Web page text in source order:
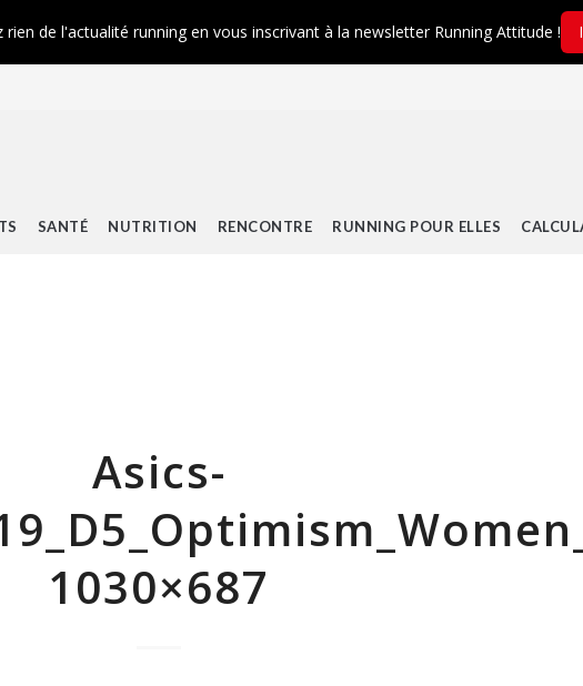
SANTÉ NUTRITION RENCONTRE RUNNING POUR ELLES
Asics-
1030×687
rien de l'actualité running en vous inscrivant à la newsletter Running Attitude !